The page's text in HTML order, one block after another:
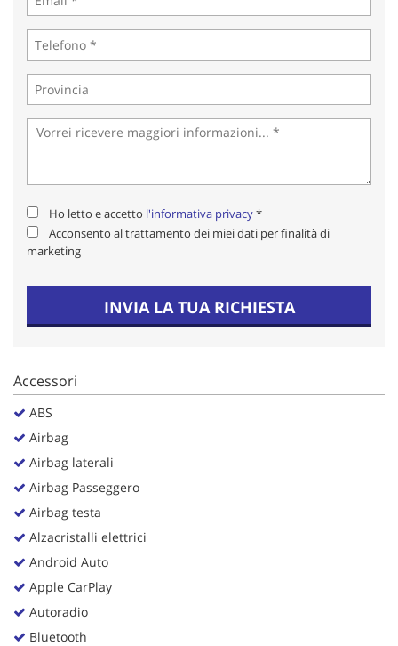
Ho letto e accetto l'informativa privacy*
Acconsento al trattamento dei miei dati per finalità di
marketing
INVIA LA TUA RICHIESTA
Accessori
ABS
Airbag
Airbag laterali
Airbag Passeggero
Airbag testa
Alzacristalli elettrici
Android Auto
Apple CarPlay
Autoradio
Bluetooth
Leggi
la
cookie
policy
Salva
le
impostazioni